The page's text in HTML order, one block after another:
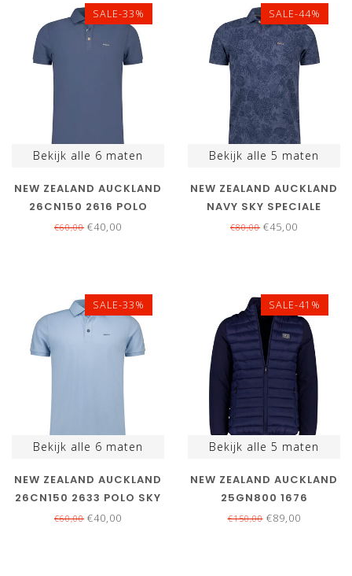
SALE-33%
Bekijk alle 6 maten
NEW ZEALAND AUCKLAND
26CN150 2616 POLO
NAVY BLUE DONKERBLAUW
€60,00 €40,00
SALE-44%
Bekijk alle 5 maten
NEW ZEALAND AUCKLAND
NAVY SKY SPECIALE
BLOEMENPRINT POLO
€80,00 €45,00
SALE-33%
Bekijk alle 6 maten
NEW ZEALAND AUCKLAND
26CN150 2633 POLO SKY
BLUE LICHTBLAUW
€60,00 €40,00
SALE-41%
Bekijk alle 5 maten
NEW ZEALAND AUCKLAND
25GN800 1676
DONKERBLAUW
€150,00€89,00